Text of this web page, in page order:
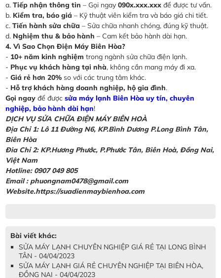
a.Tiếp nhận thông tin – Gọi ngay090x.xxx.xxx để được tư vấn.
b. Kiểm tra, báo giá – Kỹ thuật viên kiểm tra và báo giá chi tiết.
c.Tiến hành sửa chữa – Sửa chữa nhanh chóng, đúng kỹ thuật.
d. Nghiệm thu & bảo hành – Cam kết bảo hành dài hạn.
4. Vì Sao Chọn Điện Máy Biên Hòa?
- 10+ năm kinh nghiệm trong ngành sửa chữa điện lạnh.
- Phục vụ khách hàng tại nhà, không cần mang máy đi xa.
-Giá rẻ hơn 20% so với các trung tâm khác.
- Hỗ trợ khách hàng doanh nghiệp, hộ gia đình.
Gọi ngayđể đượcsửa máy lạnh Biên Hòa uy tín, chuyên
nghiệp, bảo hành dài hạn!
DỊCH VỤ SỬA CHỮA ĐIỆN MÁY BIÊN HOÀ
Địa Chỉ 1: Lô 11 Đường N6, KP.Bình Dương P.Long Bình Tân,
Biên Hòa
Đia Chỉ 2: KP.Hương Phước, P.Phước Tân, Biên Hoà, Đồng Nai,
Việt Nam
Hotline: 0907 049 805
Email : phuongnam0478@gmail.com
Website.https://suadienmaybienhoa.com
Bài viết khác:
SỬA MÁY LẠNH CHUYÊN NGHIỆP GIÁ RẺ TẠI LONG BÌNH
TÂN - 04/04/2023
SỬA MÁY LẠNH GIÁ RẺ CHUYÊN NGHIỆP TẠI BIÊN HÒA,
ĐỒNG NAI - 04/04/2023